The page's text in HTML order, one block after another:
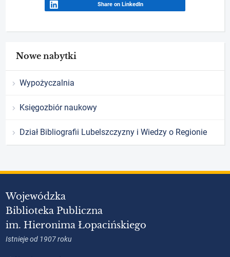
Share on LinkedIn
Nowe nabytki
Wypożyczalnia
Księgozbiór naukowy
Dział Bibliografii Lubelszczyzny i Wiedzy o Regionie
Wojewódzka
Biblioteka Publiczna
im. Hieronima Łopacińskiego
Istnieje od 1907 roku